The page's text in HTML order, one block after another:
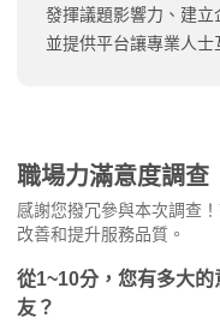
發揮議題影響力、建立
並提供平台讓專業人士
職場力滿意度調查
感謝您撥冗參與本次調查
改善和提升服務品質。
從1~10分，您有多大
友？